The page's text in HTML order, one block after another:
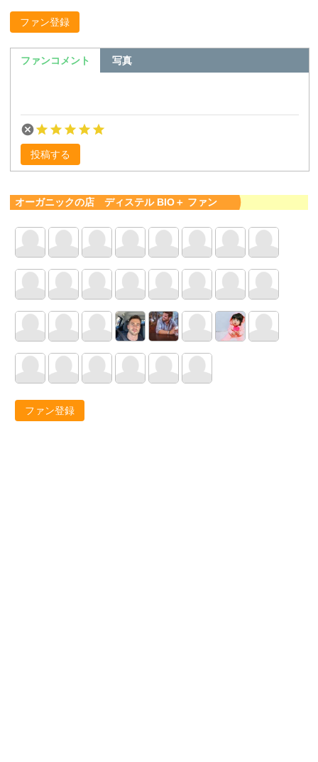
ファン登録
ファンコメント 写真
投稿する
オーガニックの店 ディステル BIO＋ ファン
ファン登録